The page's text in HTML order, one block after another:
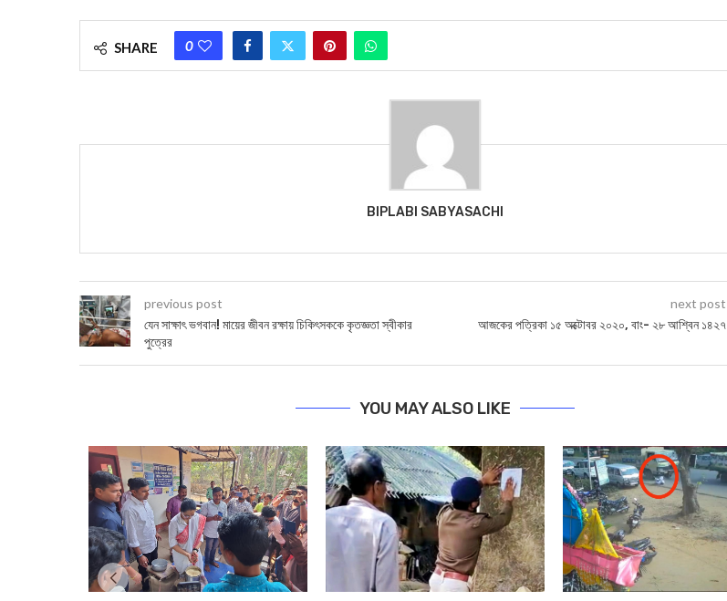
SHARE 0
BIPLABI SABYASACHI
previous post
যেন সাক্ষাৎ ভগবান! মায়ের জীবন রক্ষায় চিকিৎসককে কৃতজ্ঞত‍া স্বীকার
পুত্রের
next post
আজকের পত্রিকা ১৫ অক্টোবর ২০২০, বাং- ২৮ আশ্বিন ১৪২৭
YOU MAY ALSO LIKE